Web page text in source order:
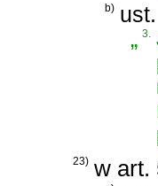
b)
„3.
23) w art.